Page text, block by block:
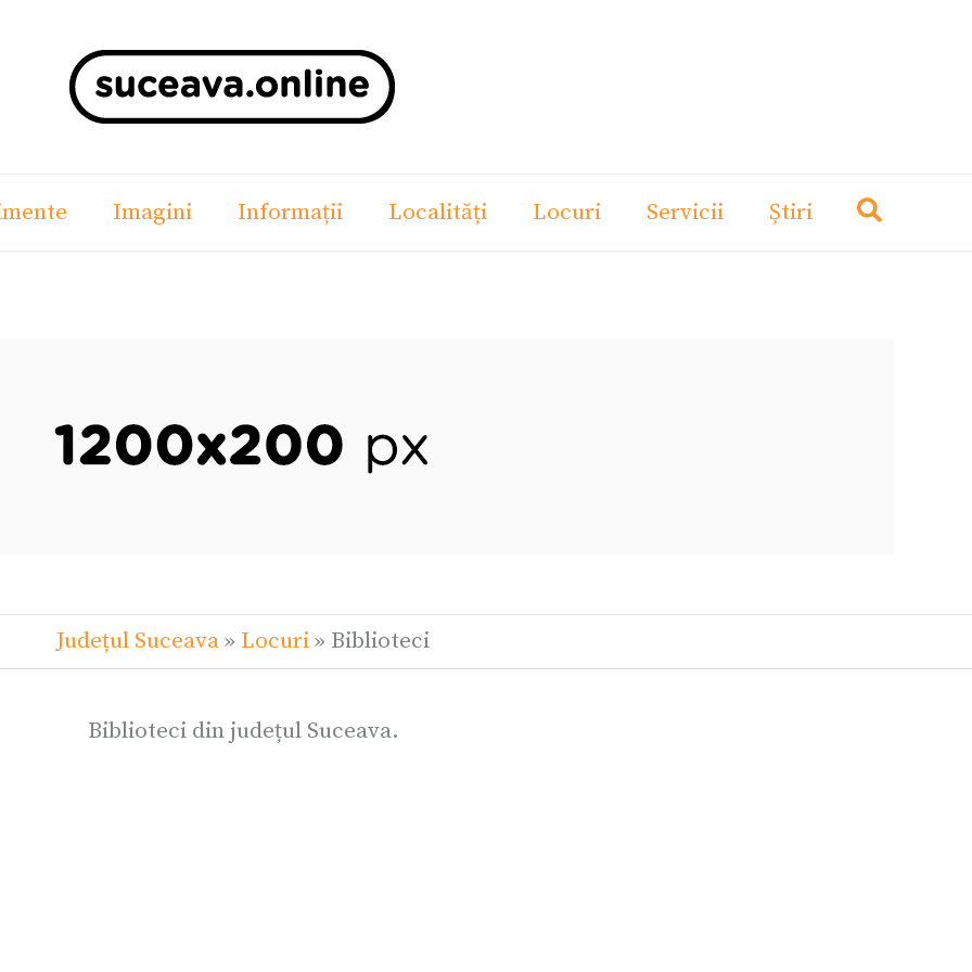
Imagini Informații Localități Locuri Servicii Știri
Județul Suceava» Locuri» Biblioteci
Biblioteci din județul Suceava.